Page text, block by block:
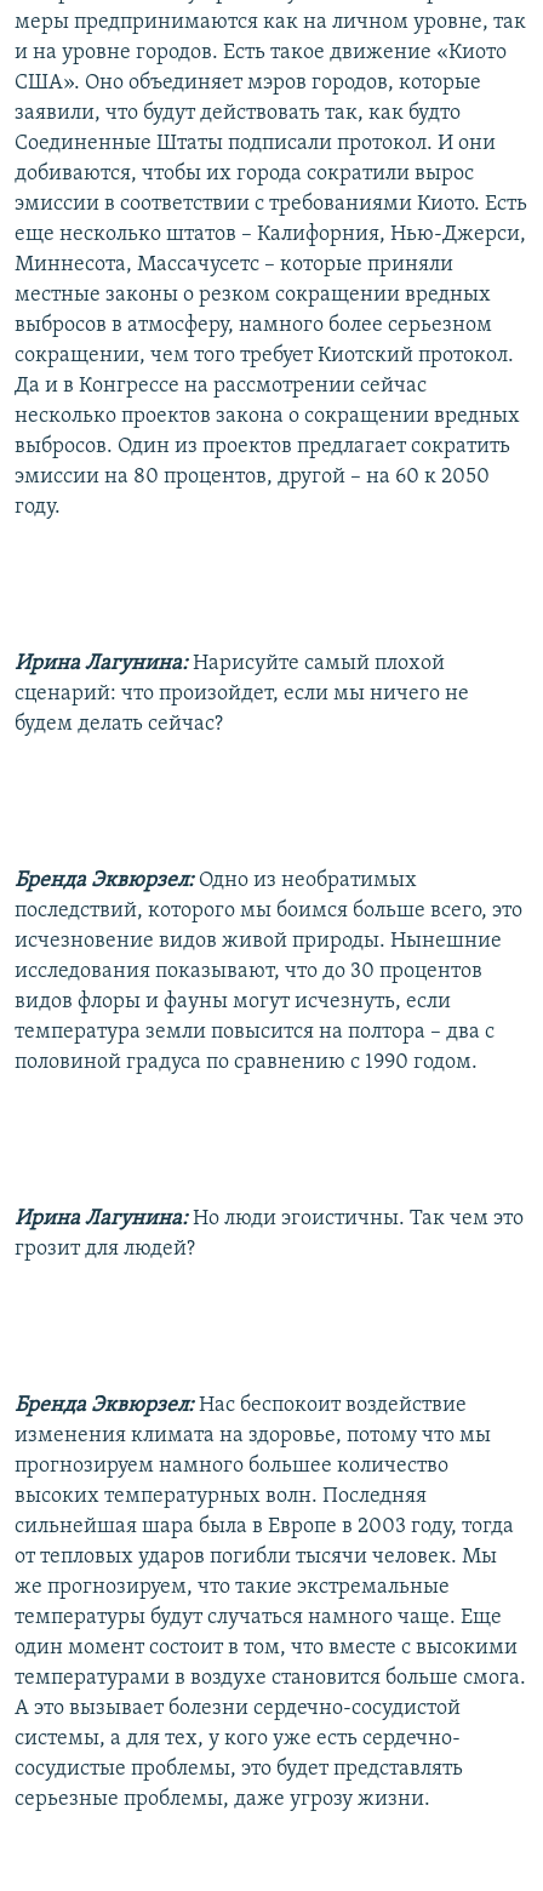
меры предпринимаются как на личном уровне, так
и на уровне городов. Есть такое движение «Киото
США». Оно объединяет мэров городов, которые
заявили, что будут действовать так, как будто
Соединенные Штаты подписали протокол. И они
добиваются, чтобы их города сократили вырос
эмиссии в соответствии с требованиями Киото. Есть
еще несколько штатов – Калифорния, Нью-Джерси,
Миннесота, Массачусетс – которые приняли
местные законы о резком сокращении вредных
выбросов в атмосферу, намного более серьезном
сокращении, чем того требует Киотский протокол.
Да и в Конгрессе на рассмотрении сейчас
несколько проектов закона о сокращении вредных
выбросов. Один из проектов предлагает сократить
эмиссии на 80 процентов, другой – на 60 к 2050
году.
Ирина Лагунина:Нарисуйте самый плохой
сценарий: что произойдет, если мы ничего не
будем делать сейчас?
Бренда Эквюрзел: Одно из необратимых
последствий, которого мы боимся больше всего, это
исчезновение видов живой природы. Нынешние
исследования показывают, что до 30 процентов
видов флоры и фауны могут исчезнуть, если
температура земли повысится на полтора – два с
половиной градуса по сравнению с 1990 годом.
Ирина Лагунина:Но люди эгоистичны. Так чем это
грозит для людей?
Бренда Эквюрзел:Нас беспокоит воздействие
изменения климата на здоровье, потому что мы
прогнозируем намного большее количество
высоких температурных волн. Последняя
сильнейшая шара была в Европе в 2003 году, тогда
от тепловых ударов погибли тысячи человек. Мы
же прогнозируем, что такие экстремальные
температуры будут случаться намного чаще. Еще
один момент состоит в том, что вместе с высокими
температурами в воздухе становится больше смога.
А это вызывает болезни сердечно-сосудистой
системы, а для тех, у кого уже есть сердечно-
сосудистые проблемы, это будет представлять
серьезные проблемы, даже угрозу жизни.